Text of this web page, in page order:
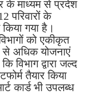
के माध्यम से प्रदेश
परिवारों के
गया है।
को एकीकृत
से अधिक योजनाएं
विभाग द्वारा जल्द
तैयार किया
कार्ड भी उपलब्ध